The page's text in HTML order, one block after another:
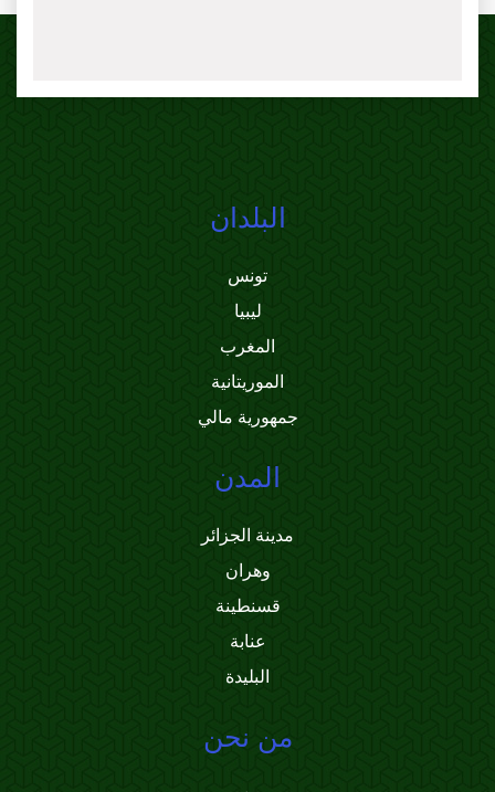
البلدان
تونس
ليبيا
المغرب
الموريتانية
جمهورية مالي
المدن
مدينة الجزائر
وهران
قسنطينة
عنابة
البليدة
من نحن